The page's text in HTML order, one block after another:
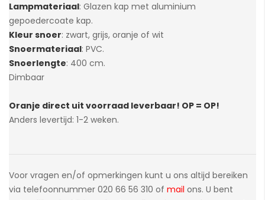
Lampmateriaal: Glazen kap met aluminium
gepoedercoate kap.
Kleur snoer: zwart, grijs, oranje of wit
Snoermateriaal: PVC.
Snoerlengte: 400 cm.
Dimbaar
Oranje direct uit voorraad leverbaar! OP = OP!
Anders levertijd: 1-2 weken.
Voor vragen en/of opmerkingen kunt u ons altijd bereiken
via telefoonnummer 020 66 56 310 of mail ons. U bent